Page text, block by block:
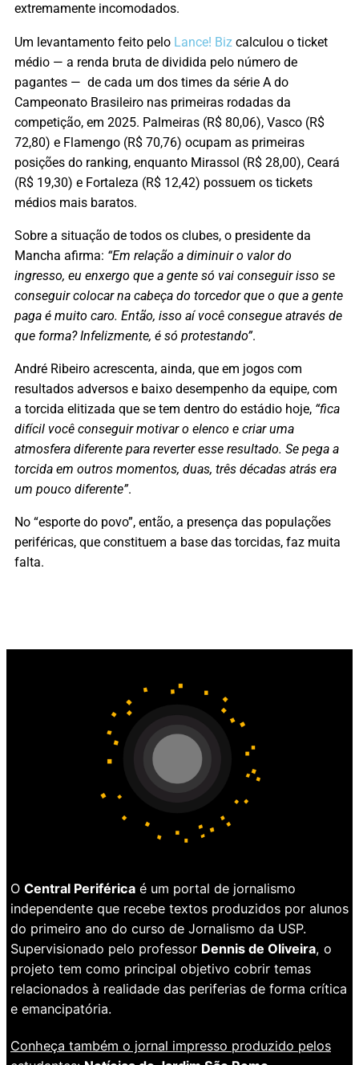
extremamente incomodados.
Um levantamento feito pelo Lance! Biz calculou o ticket
médio — a renda bruta de dividida pelo número de
pagantes — de cada um dos times da série A do
Campeonato Brasileiro nas primeiras rodadas da
competição, em 2025. Palmeiras (R$ 80,06), Vasco (R$
72,80) e Flamengo (R$ 70,76) ocupam as primeiras
posições do ranking, enquanto Mirassol (R$ 28,00), Ceará
(R$ 19,30) e Fortaleza (R$ 12,42) possuem os tickets
médios mais baratos.
Sobre a situação de todos os clubes, o presidente da
Mancha afirma: “Em relação a diminuir o valor do
ingresso, eu enxergo que a gente só vai conseguir isso se
conseguir colocar na cabeça do torcedor que o que a gente
paga é muito caro. Então, isso aí você consegue através de
que forma? Infelizmente, é só protestando”.
André Ribeiro acrescenta, ainda, que em jogos com
resultados adversos e baixo desempenho da equipe, com
a torcida elitizada que se tem dentro do estádio hoje, “fica
difícil você conseguir motivar o elenco e criar uma
atmosfera diferente para reverter esse resultado. Se pega a
torcida em outros momentos, duas, três décadas atrás era
um pouco diferente”.
No “esporte do povo”, então, a presença das populações
periféricas, que constituem a base das torcidas, faz muita
falta.
O Central Periférica é um portal de jornalismo
independente que recebe textos produzidos por alunos
do primeiro ano do curso de Jornalismo da USP.
Supervisionado pelo professor Dennis de Oliveira, o
projeto tem como principal objetivo cobrir temas
relacionados à realidade das periferias de forma crítica
e emancipatória.
Conheça também o jornal impresso produzido pelos